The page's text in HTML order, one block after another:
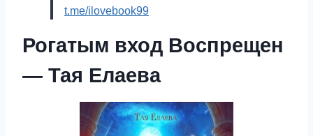
t.me/ilovebook99
Рогатым вход Воспрещен
— Тая Елаева